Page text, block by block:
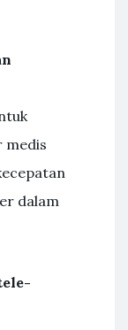
medis
dalam